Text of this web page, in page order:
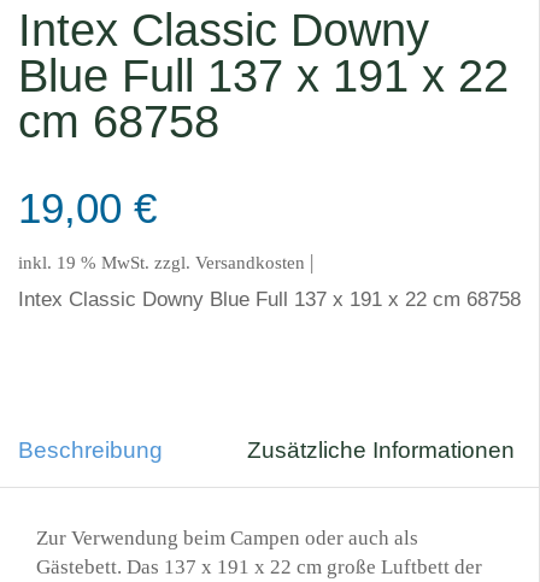
Intex Classic Downy
Blue Full 137 x 191 x 22
cm 68758
19,00 €
inkl. 19 % MwSt. zzgl. Versandkosten |
Intex Classic Downy Blue Full 137 x 191 x 22 cm 68758
Beschreibung Zusätzliche Informationen
Zur Verwendung beim Campen oder auch als
Gästebett. Das 137 x 191 x 22 cm große Luftbett der